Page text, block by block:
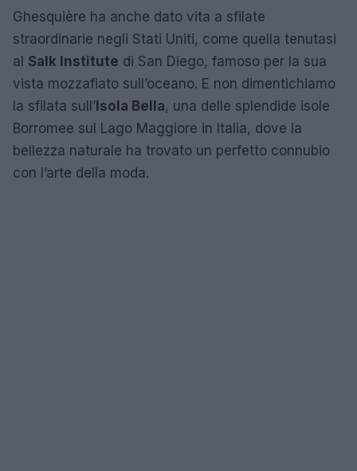
Ghesquière ha anche dato vita a sfilate
straordinarie negli Stati Uniti, come quella tenutasi
al Salk Institute di San Diego, famoso per la sua
vista mozzafiato sull’oceano. E non dimentichiamo
la sfilata sull’Isola Bella, una delle splendide isole
Borromee sul Lago Maggiore in Italia, dove la
bellezza naturale ha trovato un perfetto connubio
con l’arte della moda.